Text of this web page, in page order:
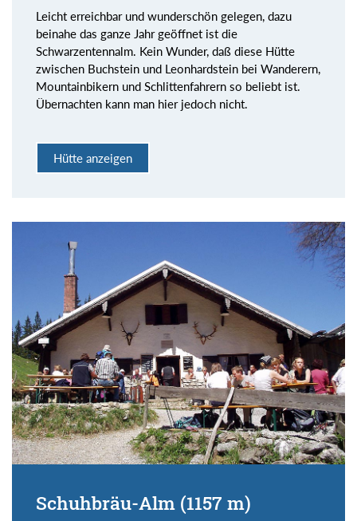
Leicht erreichbar und wunderschön gelegen, dazu
beinahe das ganze Jahr geöffnet ist die
Schwarzentennalm. Kein Wunder, daß diese Hütte
zwischen Buchstein und Leonhardstein bei Wanderern,
Mountainbikern und Schlittenfahrern so beliebt ist.
Übernachten kann man hier jedoch nicht.
Hütte anzeigen
Schuhbräu-Alm (1157 m)